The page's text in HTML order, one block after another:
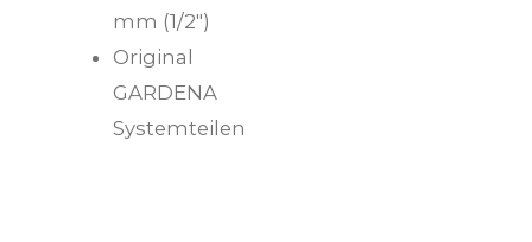
mm (1/2")
Original
GARDENA
Systemteilen